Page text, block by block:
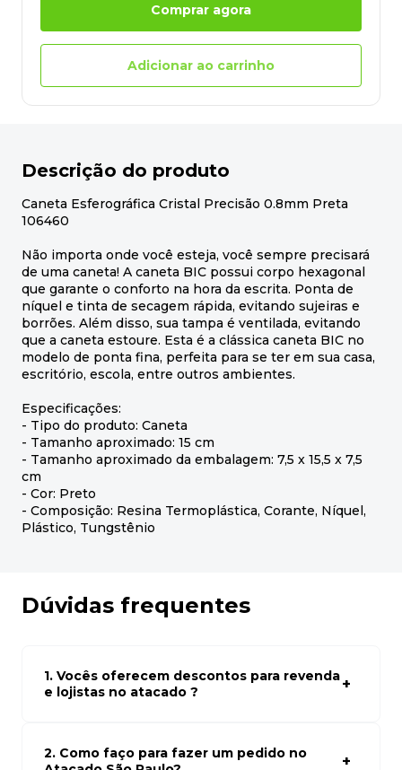
Comprar agora
Adicionar ao carrinho
Descrição do produto
Caneta Esferográfica Cristal Precisão 0.8mm Preta
106460
Não importa onde você esteja, você sempre precisará
de uma caneta! A caneta BIC possui corpo hexagonal
que garante o conforto na hora da escrita. Ponta de
níquel e tinta de secagem rápida, evitando sujeiras e
borrões. Além disso, sua tampa é ventilada, evitando
que a caneta estoure. Esta é a clássica caneta BIC no
modelo de ponta fina, perfeita para se ter em sua casa,
escritório, escola, entre outros ambientes.
Especificações:
- Tipo do produto: Caneta
- Tamanho aproximado: 15 cm
- Tamanho aproximado da embalagem: 7,5 x 15,5 x 7,5
cm
- Cor: Preto
- Composição: Resina Termoplástica, Corante, Níquel,
Plástico, Tungstênio
Dúvidas frequentes
1. Vocês oferecem descontos para revenda
e lojistas no atacado ?
atacado empresas e compre com os melhores preços
para seu modelo de negócio
2. Como faço para fazer um pedido no